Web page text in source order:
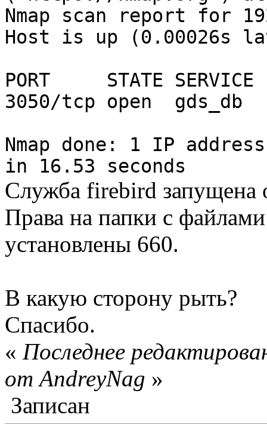
Nmap scan report for
Host is up (0.00026s
PORT STATE SERVICE
3050/tcp open gds_db
Nmap done: 1 IP
in 16.53 seconds
Служба firebird запущена
Права на папки с
установлены 660.
В какую сторону рыть?
Спасибо.
« Последнее
от AndreyNag »
Записан